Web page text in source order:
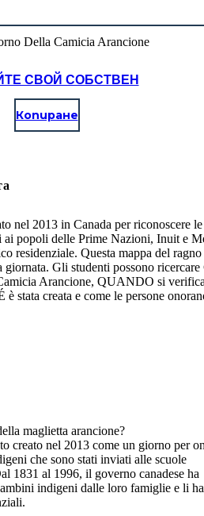
СВОЙ СОБСТВЕН
Копиране
nel 2013 in Canada per riconoscere le
popoli delle Prime Nazioni, Inuit e
residenziale. Questa mappa del ragno
Gli studenti possono
Arancione, QUANDO si
stata creata e come le persone
maglietta arancione?
creato nel 2013 come un giorno per
che sono stati inviati alle scuole
1831 al 1996, il governo canadese ha
indigeni dalle loro famiglie e li ha